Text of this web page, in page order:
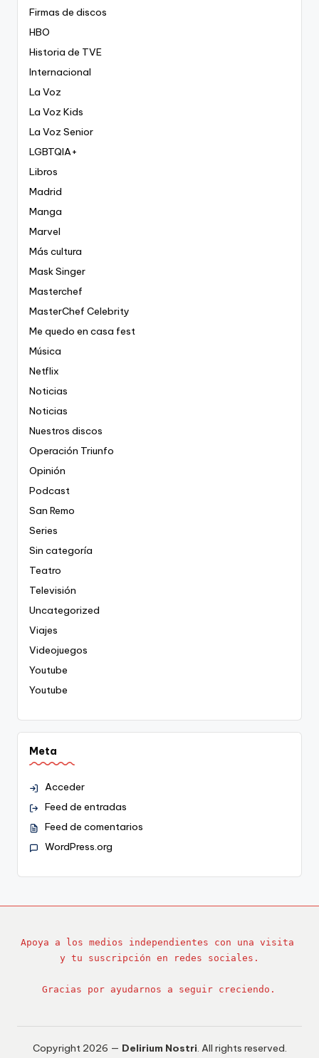
Firmas de discos
HBO
Historia de TVE
Internacional
La Voz
La Voz Kids
La Voz Senior
LGBTQIA+
Libros
Madrid
Manga
Marvel
Más cultura
Mask Singer
Masterchef
MasterChef Celebrity
Me quedo en casa fest
Música
Netflix
Noticias
Noticias
Nuestros discos
Operación Triunfo
Opinión
Podcast
San Remo
Series
Sin categoría
Teatro
Televisión
Uncategorized
Viajes
Videojuegos
Youtube
Youtube
Meta
Acceder
Feed de entradas
Feed de comentarios
WordPress.org
Apoya a los medios independientes con una visita
y tu suscripción en redes sociales.
Gracias por ayudarnos a seguir creciendo.
Copyright 2026 — Delirium Nostri. All rights reserved.